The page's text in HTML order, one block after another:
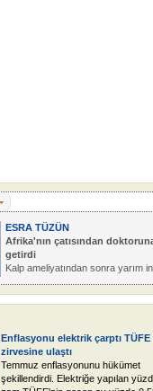
ESRA TÜZÜN
Afrika'nın çatısından
getirdi
Kalp ameliyatından sonra yarım
Enflasyonu elektrik çarptı TÜFE
zirvesine ulaştı
Temmuz enflasyonunu hükümet
şekillendirdi. Elektriğe yapılan